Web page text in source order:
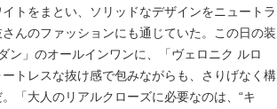
トをまとい、ソリッドなデザインをニュートラ
んのファッションにも通じていた。この日の装
ン」のオールインワンに、「ヴェロニク ルロ
トレスな抜け感で包みながらも、さりげなく構
「大人のリアルクローズに必要なのは、“キ